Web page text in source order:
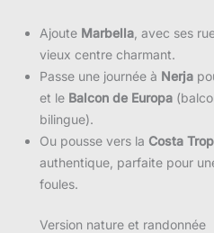
Ajoute Marbella , avec ses
vieux centre charmant.
Passe une journée à Nerja
et le Balcon de Europa
bilingue).
Ou pousse vers la Costa
authentique, parfaite pour
foules.
Version nature et randonnée